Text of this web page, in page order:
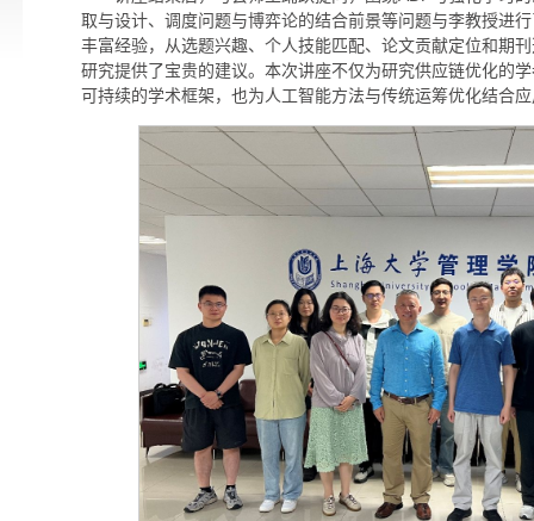
取与设计、调度问题与博弈论的结合前景等问题与李教授进
丰富经验，从选题兴趣、个人技能匹配、论文贡献定位和期
研究提供了宝贵的建议。本次讲座不仅为研究供应链优化的
可持续的学术框架，也为人工智能方法与传统运筹优化结合